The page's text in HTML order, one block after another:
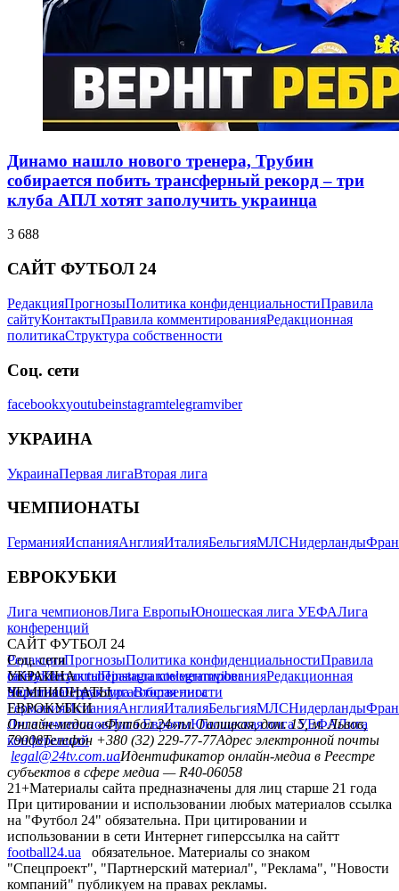
Динамо нашло нового тренера, Трубин
собирается побить трансферный рекорд – три
клуба АПЛ хотят заполучить украинца
3 688
САЙТ ФУТБОЛ 24
РедакцияПрогнозыПолитика конфиденциальностиПравила
сайтуКонтактыПравила комментированияРедакционная
политикаСтруктура собственности
Соц. сети
facebookxyoutubeinstagramtelegramviber
УКРАИНА
УкраинаПервая лигаВторая лига
ЧЕМПИОНАТЫ
ГерманияИспанияАнглияИталияБельгияМЛСНидерланды
ЕВРОКУБКИ
Лига чемпионовЛига ЕвропыЮношеская лига УЕФАЛига
конференций
САЙТ ФУТБОЛ 24
РедакцияПрогнозыПолитика конфиденциальностиПравила
сайтуКонтактыПравила комментированияРедакционная
политикаСтруктура собственности
Соц. сети
facebookxyoutubeinstagramtelegramviber
УКРАИНА
УкраинаПервая лигаВторая лига
ЧЕМПИОНАТЫ
ГерманияИспанияАнглияИталияБельгияМЛСНидерланды
ЕВРОКУБКИ
Лига чемпионовЛига ЕвропыЮношеская лига УЕФАЛига
конференций
Онлайн-медиа «Футбол 24»пл. Галицкая, дом. 15, м. Львов,
79008Телефон +380 (32) 229-77-77Адрес электронной почты
legal@24tv.com.uaИдентификатор онлайн-медиа в Реестре
субъектов в сфере медиа — R40-06058
21+Материалы сайта предназначены для лиц старше 21 года
При цитировании и использовании любых материалов ссылка
на "Футбол 24" обязательна. При цитировании и
использовании в сети Интернет гиперссылка на сайтт
football24.ua
обязательное. Материалы со знаком
"Спецпроект", "Партнерский материал", "Реклама", "Новости
компаний" публикуем на правах рекламы.